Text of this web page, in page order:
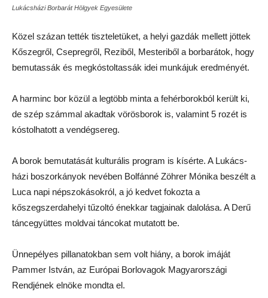
Lukácsházi Borbarát Hölgyek Egyesülete
Közel százan tették tiszteletüket, a helyi gazdák mellett jöttek
Kőszegről, Csepregről, Reziből, Mesteriből a borbarátok, hogy
bemutassák és megkóstoltassák idei munkájuk eredményét.
A harminc bor közül a legtöbb minta a fehérborokból került ki,
de szép számmal akadtak vörösborok is, valamint 5 rozét is
kóstolhatott a vendégsereg.
A borok bemutatását kulturális program is kísérte. A Lukács-
házi boszorkányok nevében Bolfánné Zöhrer Mónika beszélt a
Luca napi népszokásokról, a jó kedvet fokozta a
kőszegszerdahelyi tűzoltó énekkar tagjainak dalolása. A Derű
táncegyüttes moldvai táncokat mutatott be.
Ünnepélyes pillanatokban sem volt hiány, a borok imáját
Pammer István, az Európai Borlovagok Magyarországi
Rendjének elnöke mondta el.